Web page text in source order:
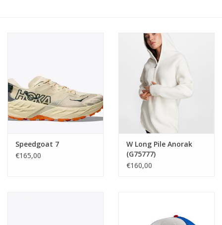
Speedgoat 7
€165,00
W Long Pile Anorak
(G75777)
€160,00